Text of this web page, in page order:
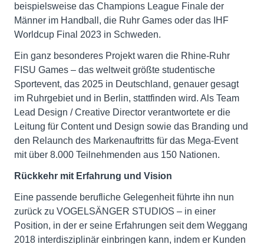
beispielsweise das Champions League Finale der
Männer im Handball, die Ruhr Games oder das IHF
Worldcup Final 2023 in Schweden.
Ein ganz besonderes Projekt waren die Rhine-Ruhr
FISU Games – das weltweit größte studentische
Sportevent, das 2025 in Deutschland, genauer gesagt
im Ruhrgebiet und in Berlin, stattfinden wird. Als Team
Lead Design / Creative Director verantwortete er die
Leitung für Content und Design sowie das Branding und
den Relaunch des Markenauftritts für das Mega-Event
mit über 8.000 Teilnehmenden aus 150 Nationen.
Rückkehr mit Erfahrung und Vision
Eine passende berufliche Gelegenheit führte ihn nun
zurück zu VOGELSÄNGER STUDIOS – in einer
Position, in der er seine Erfahrungen seit dem Weggang
2018 interdisziplinär einbringen kann, indem er Kunden